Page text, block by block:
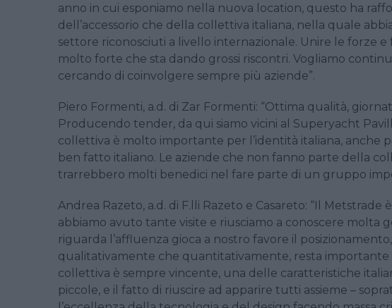
anno in cui esponiamo nella nuova location, questo ha
dell’accessorio che della collettiva italiana, nella quale
settore riconosciuti a livello internazionale. Unire le forze
molto forte che sta dando grossi riscontri. Vogliamo
cercando di coinvolgere sempre più aziende”.
Piero Formenti, a.d. di Zar Formenti: “Ottima qualità,
Producendo tender, da qui siamo vicini al Superyacht
collettiva è molto importante per l’identità italiana, anche
ben fatto italiano. Le aziende che non fanno parte della
trarrebbero molti benedici nel fare parte di un gruppo
Andrea Razeto, a.d. di F.lli Razeto e Casareto: “Il
abbiamo avuto tante visite e riusciamo a conoscere molta
riguarda l’affluenza gioca a nostro favore il
qualitativamente che quantitativamente, resta
collettiva è sempre vincente, una delle caratteristiche
piccole, e il fatto di riuscire ad apparire tutti assieme –